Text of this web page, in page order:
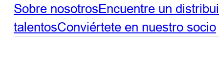
Sobre nosotrosEncuentre un
talentosConviértete en nuestro socio